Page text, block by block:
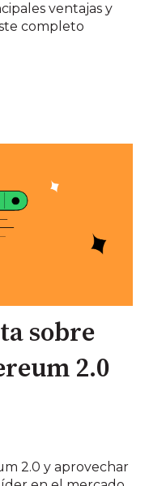
ventajas y
completo
sobre
2.0
2.0 y aprovechar